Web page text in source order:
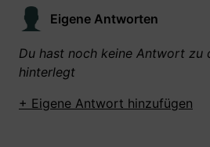
Eigene Antworten
Du hast noch keine Antwort zu
hinterlegt
+ Eigene Antwort hinzufügen